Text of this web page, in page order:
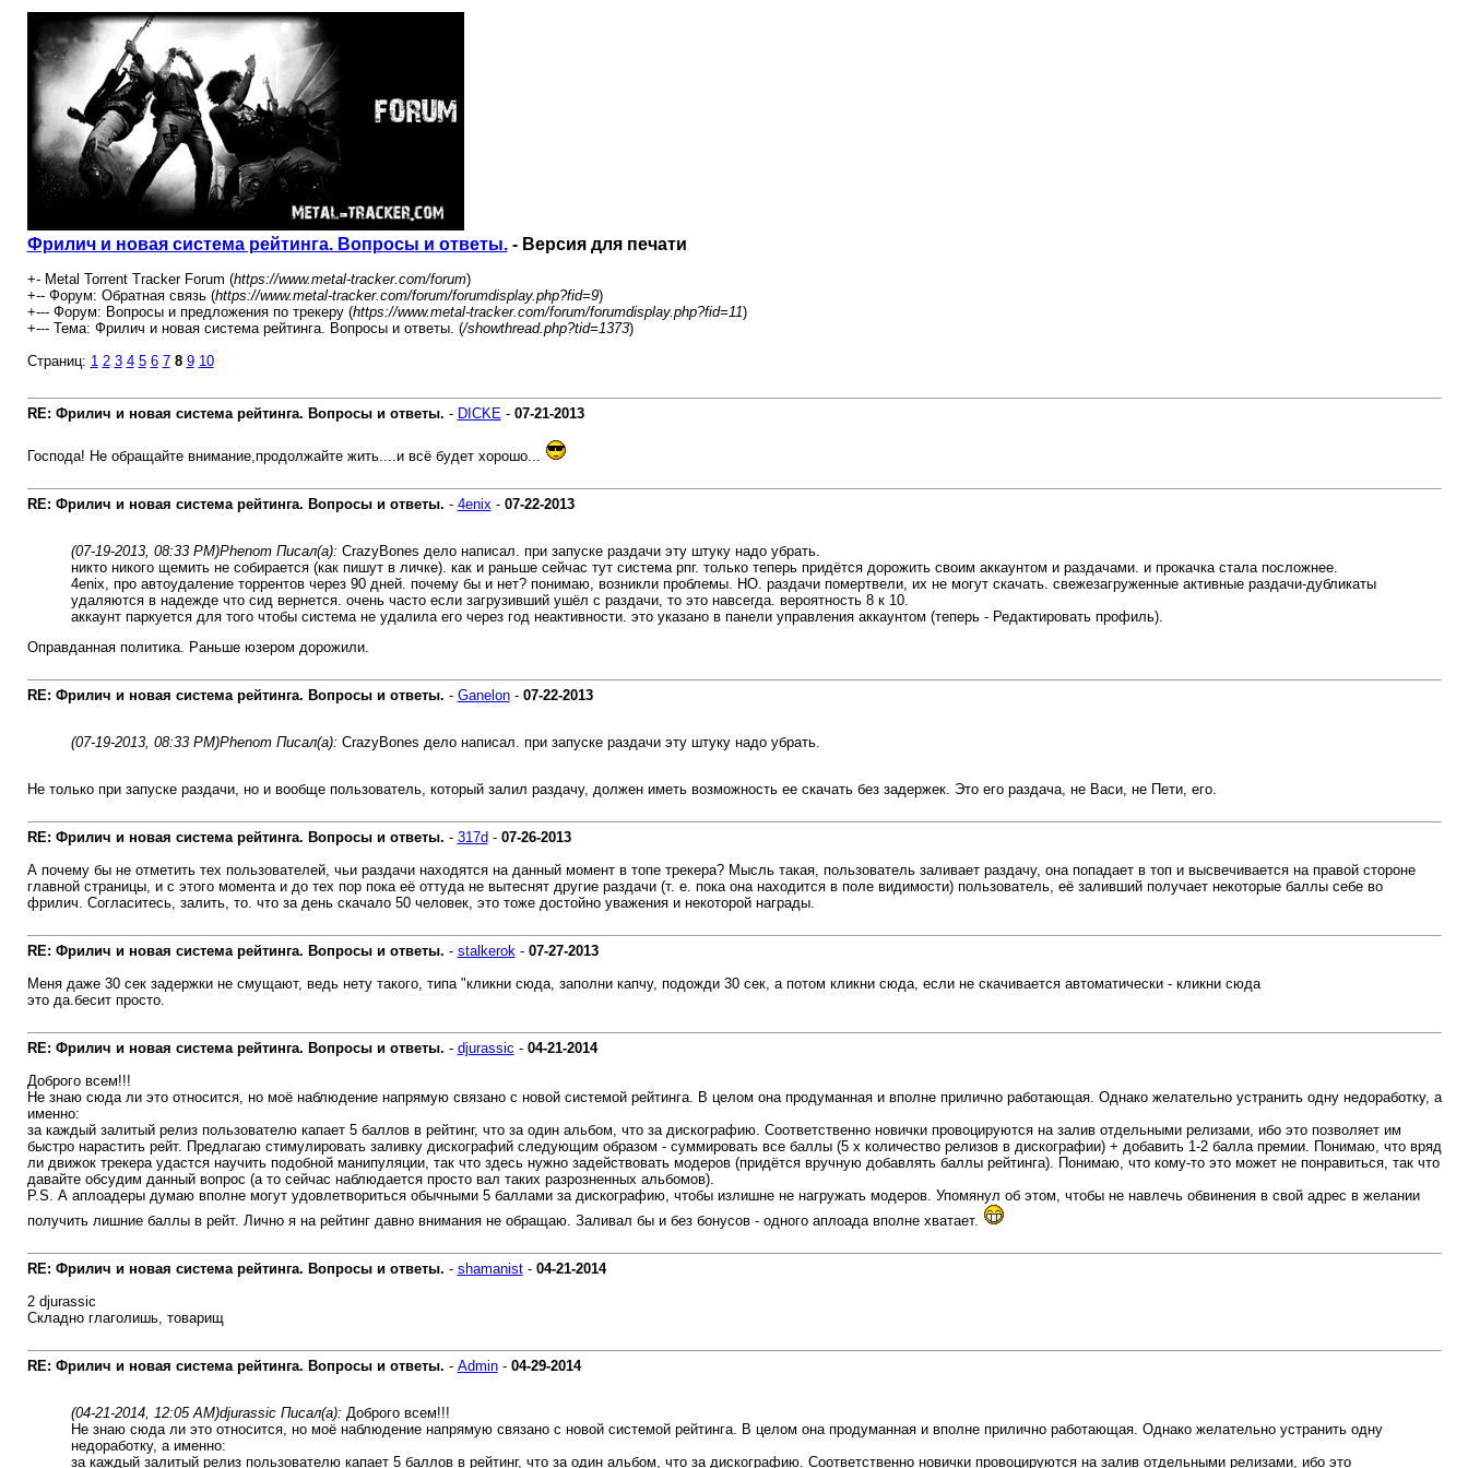
Фрилич и новая система рейтинга. Вопросы и ответы.- Версия для печати
+- Metal Torrent Tracker Forum (https://www.metal-tracker.com/forum)
+-- Форум: Обратная связь (https://www.metal-tracker.com/forum/forumdisplay.php?fid=9)
+--- Форум: Вопросы и предложения по трекеру (https://www.metal-tracker.com/forum/forumdisplay.php?fid=11)
+--- Тема: Фрилич и новая система рейтинга. Вопросы и ответы. (/showthread.php?tid=1373)
Страниц: 1 2 3 4 5 6 7 8 9 10
RE: Фрилич и новая система рейтинга. Вопросы и ответы. - DICKE- 07-21-2013
Господа! Не обращайте внимание,продолжайте жить....и всё будет хорошо...
RE: Фрилич и новая система рейтинга. Вопросы и ответы. - 4enix- 07-22-2013
(07-19-2013, 08:33 PM)Phenom Писал(а): CrazyBones дело написал. при запуске раздачи эту штуку надо убрать.
никто никого щемить не собирается (как пишут в личке). как и раньше сейчас тут система рпг. только теперь придётся дорожить своим аккаунтом и раздачами. и прокачка стала посложнее.
4enix, про автоудаление торрентов через 90 дней. почему бы и нет? понимаю, возникли проблемы. НО. раздачи помертвели, их не могут скачать. свежезагруженные активные раздачи-дубликаты
удаляются в надежде что сид вернется. очень часто если загрузивший ушёл с раздачи, то это навсегда. вероятность 8 к 10.
аккаунт паркуется для того чтобы система не удалила его через год неактивности. это указано в панели управления аккаунтом (теперь - Редактировать профиль).
Оправданная политика. Раньше юзером дорожили.
RE: Фрилич и новая система рейтинга. Вопросы и ответы. - Ganelon- 07-22-2013
(07-19-2013, 08:33 PM)Phenom Писал(а): CrazyBones дело написал. при запуске раздачи эту штуку надо убрать.
Не только при запуске раздачи, но и вообще пользователь, который залил раздачу, должен иметь возможность ее скачать без задержек. Это его раздача, не Васи, не Пети, его.
RE: Фрилич и новая система рейтинга. Вопросы и ответы. - 317d - 07-26-2013
А почему бы не отметить тех пользователей, чьи раздачи находятся на данный момент в топе трекера? Мысль такая, пользователь заливает раздачу, она попадает в топ и высвечивается на правой стороне
главной страницы, и с этого момента и до тех пор пока её оттуда не вытеснят другие раздачи (т. е. пока она находится в поле видимости) пользователь, её заливший получает некоторые баллы себе во
фрилич. Согласитесь, залить, то. что за день скачало 50 человек, это тоже достойно уважения и некоторой награды.
RE: Фрилич и новая система рейтинга. Вопросы и ответы. - stalkerok- 07-27-2013
Меня даже 30 сек задержки не смущают, ведь нету такого, типа "кликни сюда, заполни капчу, подожди 30 сек, а потом кликни сюда, если не скачивается автоматически - кликни сюда
это да.бесит просто.
RE: Фрилич и новая система рейтинга. Вопросы и ответы. - djurassic - 04-21-2014
Доброго всем!!!
Не знаю сюда ли это относится, но моё наблюдение напрямую связано с новой системой рейтинга. В целом она продуманная и вполне прилично работающая. Однако желательно устранить одну недоработку, а
именно:
за каждый залитый релиз пользователю капает 5 баллов в рейтинг, что за один альбом, что за дискографию. Соответственно новички провоцируются на залив отдельными релизами, ибо это позволяет им
быстро нарастить рейт. Предлагаю стимулировать заливку дискографий следующим образом - суммировать все баллы (5 x количество релизов в дискографии) + добавить 1-2 балла премии. Понимаю, что вряд
ли движок трекера удастся научить подобной манипуляции, так что здесь нужно задействовать модеров (придётся вручную добавлять баллы рейтинга). Понимаю, что кому-то это может не понравиться, так что
давайте обсудим данный вопрос (а то сейчас наблюдается просто вал таких разрозненных альбомов).
P.S. А аплоадеры думаю вполне могут удовлетвориться обычными 5 баллами за дискографию, чтобы излишне не нагружать модеров. Упомянул об этом, чтобы не навлечь обвинения в свой адрес в желании
получить лишние баллы в рейт. Лично я на рейтинг давно внимания не обращаю. Заливал бы и без бонусов - одного аплоада вполне хватает.
RE: Фрилич и новая система рейтинга. Вопросы и ответы. - shamanist- 04-21-2014
2 djurassic
Складно глаголишь, товарищ
RE: Фрилич и новая система рейтинга. Вопросы и ответы. - Admin- 04-29-2014
(04-21-2014, 12:05 AM)djurassic Писал(а): Доброго всем!!!
Не знаю сюда ли это относится, но моё наблюдение напрямую связано с новой системой рейтинга. В целом она продуманная и вполне прилично работающая. Однако желательно устранить одну
недоработку, а именно:
за каждый залитый релиз пользователю капает 5 баллов в рейтинг, что за один альбом, что за дискографию. Соответственно новички провоцируются на залив отдельными релизами, ибо это